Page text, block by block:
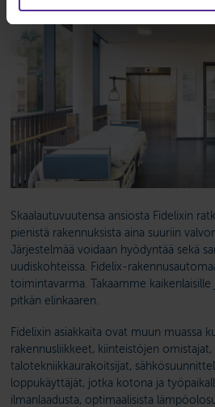
Skaalautuvuutensa ansiosta Fidelixin
pienistä rakennuksista aina suuriin
Järjestelmää voidaan hyödyntää sekä
uudiskohteissa. Fidelix-
toimintavarma. Takaamme
pitkän elinkaaren.
Fidelixin asiakkaita ovat muun muassa
rakennusliikkeet, kiinteistöjen omistajat,
talotekniikkaurakoitsijat,
loppukäyttäjät, jotka kotona ja
ilmanlaadusta, optimaalisista